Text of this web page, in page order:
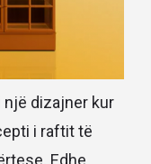
dizajner kur
i raftit të
Edhe